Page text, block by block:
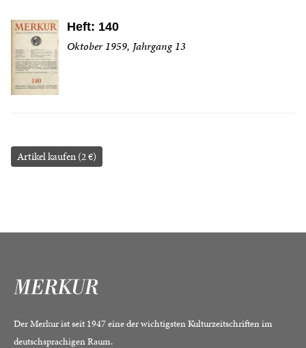
Heft: 140
Oktober 1959, Jahrgang 13
Artikel kaufen (2 €)
Der Merkur ist seit 1947 eine der wichtigsten Kulturzeitschriften im
deutschsprachigen Raum.